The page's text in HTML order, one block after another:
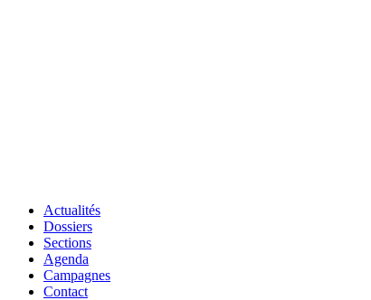
Actualités
Dossiers
Sections
Agenda
Campagnes
Contact